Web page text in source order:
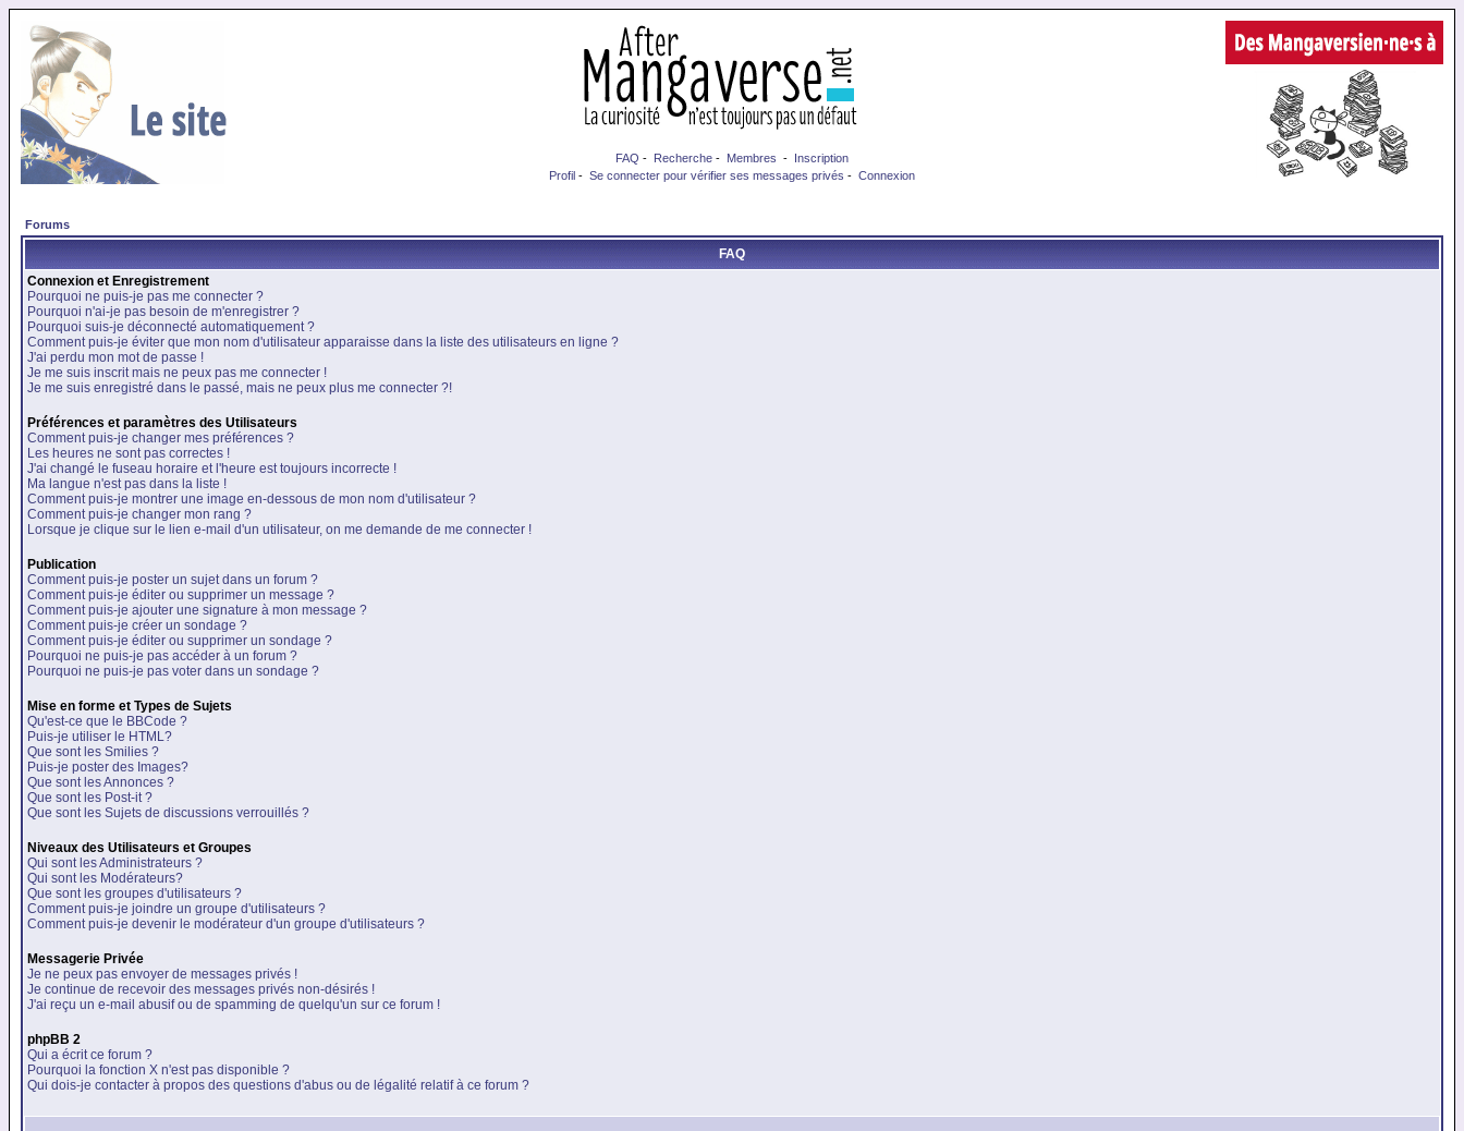
FAQ - Recherche - Membres - Inscription
Profil - Se connecter pour vérifier ses messages privés - Connexion
Forums
FAQ
Connexion et Enregistrement
Pourquoi ne puis-je pas me connecter ?
Pourquoi n'ai-je pas besoin de m'enregistrer ?
Pourquoi suis-je déconnecté automatiquement ?
Comment puis-je éviter que mon nom d'utilisateur apparaisse dans la liste des utilisateurs en ligne ?
J'ai perdu mon mot de passe !
Je me suis inscrit mais ne peux pas me connecter !
Je me suis enregistré dans le passé, mais ne peux plus me connecter ?!
Préférences et paramètres des Utilisateurs
Comment puis-je changer mes préférences ?
Les heures ne sont pas correctes !
J'ai changé le fuseau horaire et l'heure est toujours incorrecte !
Ma langue n'est pas dans la liste !
Comment puis-je montrer une image en-dessous de mon nom d'utilisateur ?
Comment puis-je changer mon rang ?
Lorsque je clique sur le lien e-mail d'un utilisateur, on me demande de me connecter !
Publication
Comment puis-je poster un sujet dans un forum ?
Comment puis-je éditer ou supprimer un message ?
Comment puis-je ajouter une signature à mon message ?
Comment puis-je créer un sondage ?
Comment puis-je éditer ou supprimer un sondage ?
Pourquoi ne puis-je pas accéder à un forum ?
Pourquoi ne puis-je pas voter dans un sondage ?
Mise en forme et Types de Sujets
Qu'est-ce que le BBCode ?
Puis-je utiliser le HTML?
Que sont les Smilies ?
Puis-je poster des Images?
Que sont les Annonces ?
Que sont les Post-it ?
Que sont les Sujets de discussions verrouillés ?
Niveaux des Utilisateurs et Groupes
Qui sont les Administrateurs ?
Qui sont les Modérateurs?
Que sont les groupes d'utilisateurs ?
Comment puis-je joindre un groupe d'utilisateurs ?
Comment puis-je devenir le modérateur d'un groupe d'utilisateurs ?
Messagerie Privée
Je ne peux pas envoyer de messages privés !
Je continue de recevoir des messages privés non-désirés !
J'ai reçu un e-mail abusif ou de spamming de quelqu'un sur ce forum !
phpBB 2
Qui a écrit ce forum ?
Pourquoi la fonction X n'est pas disponible ?
Qui dois-je contacter à propos des questions d'abus ou de légalité relatif à ce forum ?